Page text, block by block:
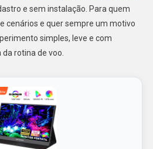
e sem instalação. Para quem
cenários e quer sempre um motivo
simples, leve e com
rotina de voo.